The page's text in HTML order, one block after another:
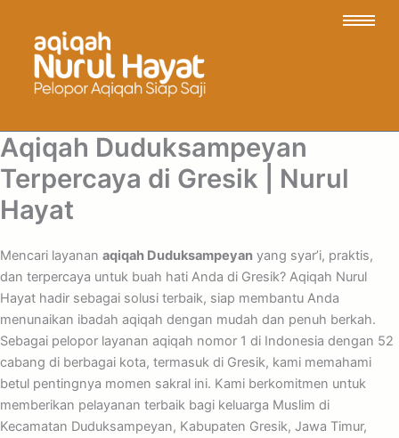
Aqiqah Duduksampeyan
Terpercaya di Gresik | Nurul
Hayat
Mencari layanan aqiqah Duduksampeyan yang syar’i, praktis,
dan terpercaya untuk buah hati Anda di Gresik? Aqiqah Nurul
Hayat hadir sebagai solusi terbaik, siap membantu Anda
menunaikan ibadah aqiqah dengan mudah dan penuh berkah.
Sebagai pelopor layanan aqiqah nomor 1 di Indonesia dengan 52
cabang di berbagai kota, termasuk di Gresik, kami memahami
betul pentingnya momen sakral ini. Kami berkomitmen untuk
memberikan pelayanan terbaik bagi keluarga Muslim di
Kecamatan Duduksampeyan, Kabupaten Gresik, Jawa Timur,